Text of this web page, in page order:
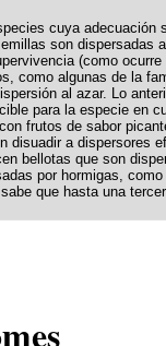
cuya adecuación
son dispersadas
(como
como algunas de la
al azar. Lo
para la especie en
frutos de sabor
disuadir a dispersores
bellotas que son
por hormigas,
que hasta una